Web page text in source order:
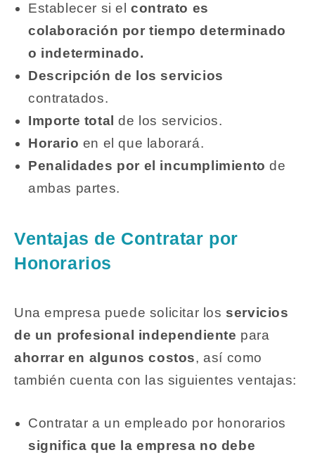
Establecer si elcontrato es
colaboración por tiempo determinado
o indeterminado.
Descripción de los servicios
contratados.
Importe total de los servicios.
Horario en el que laborará.
Penalidades por el incumplimiento de
ambas partes.
Ventajas de Contratar por
Honorarios
Una empresa puede solicitar los servicios
de un profesional independiente para
ahorrar en algunos costos, así como
también cuenta con las siguientes ventajas:
Contratar a un empleado por honorarios
significa que la empresa no debe